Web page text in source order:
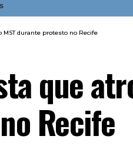
durante protesto no Recife
que
Recife